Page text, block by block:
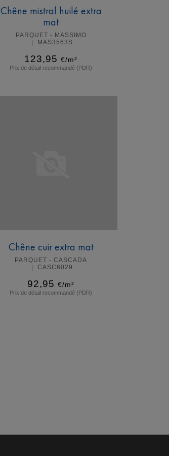
Chêne mistral huilé extra
mat
PARQUET - MASSIMO
MAS3563S
123,95 €/m²
Prix de détail recommandé (PDR)
Chêne cuir extra mat
PARQUET - CASCADA
CASC6029
92,95 €/m²
Prix de détail recommandé (PDR)